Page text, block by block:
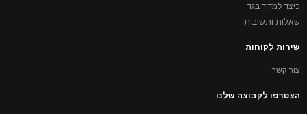
כיצד למדוד בגד
שאלות ותשובות
שירות לקוחות
צור קשר
הצטרפו לקבוצה שלנו